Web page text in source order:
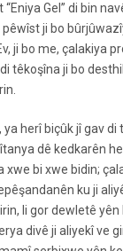
Gel” di bin
ji bo
ji bo me, çalakiya
têkoşîna ji bo
herî biçûk jî gav di
dê kedkarên
xwe bi xwe bidin;
ku ji
li gor dewletê
divê ji aliyekî ve